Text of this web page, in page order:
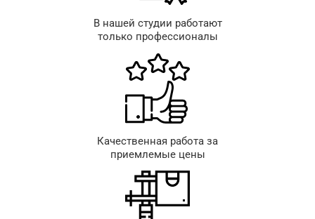
В нашей студии работают
только профессионалы
Качественная работа за
приемлемые цены